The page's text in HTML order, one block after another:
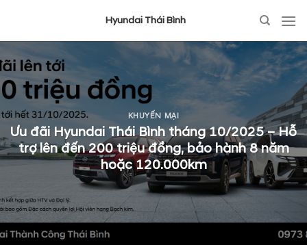
Hyundai Thái Bình
KHUYẾN MẠI
Ưu đãi Hyundai Thái Bình tháng 10/2025 – Hỗ
trợ lên đến 200 triệu đồng, bảo hành 8 năm
hoặc 120.000km